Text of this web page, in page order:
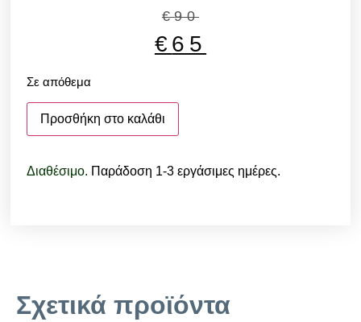
€90
€ 65
Σε απόθεμα
Προσθήκη στο καλάθι
Διαθέσιμο. Παράδοση 1-3 εργάσιμες ημέρες.
Σχετικά προϊόντα